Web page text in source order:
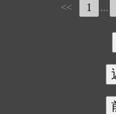
<< 1 ...